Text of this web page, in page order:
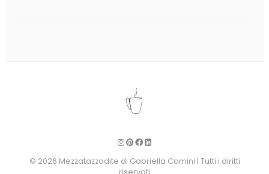
© 2026 Mezzatazzadite di Gabriella Comini | Tutti i diritti
riservati